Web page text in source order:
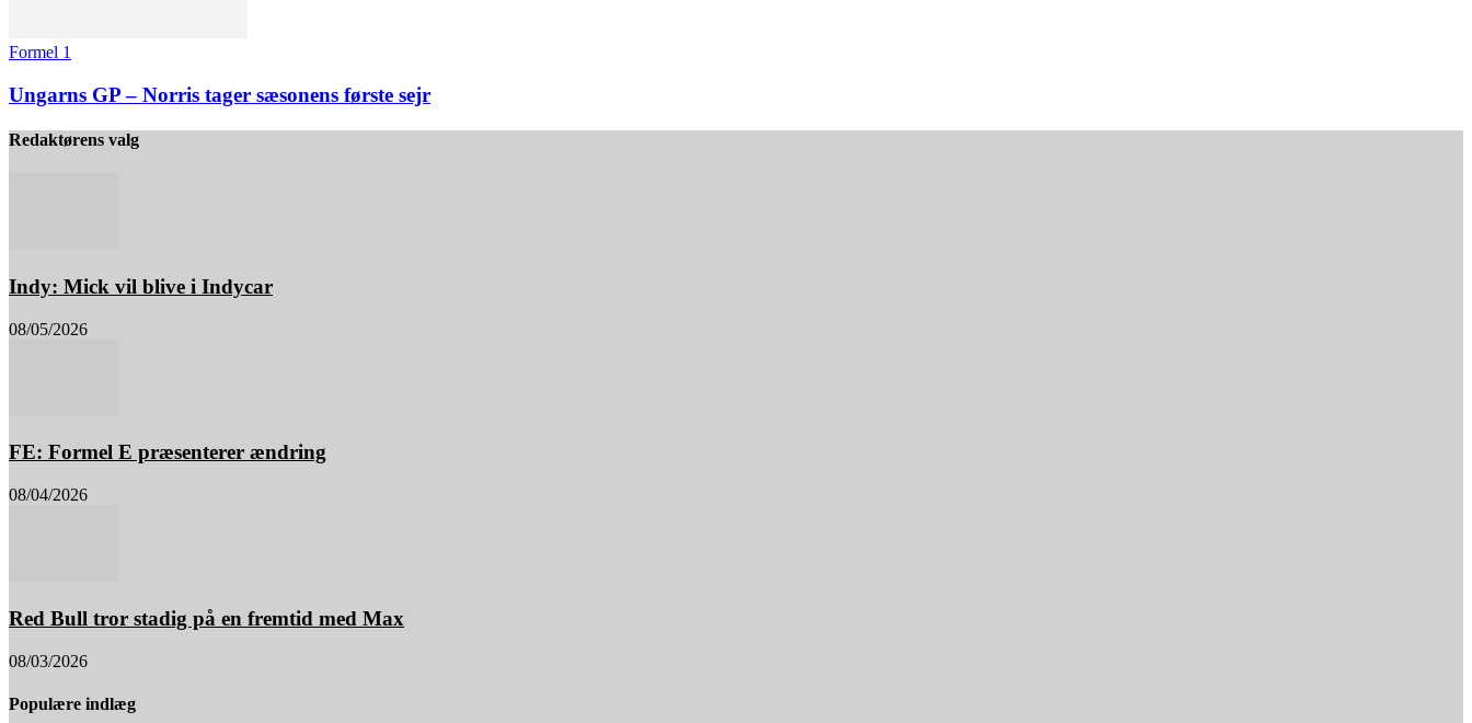
Formel 1
Ungarns GP – Norris tager sæsonens første sejr
Redaktørens valg
Indy: Mick vil blive i Indycar
08/05/2026
FE: Formel E præsenterer ændring
08/04/2026
Red Bull tror stadig på en fremtid med Max
08/03/2026
Populære indlæg